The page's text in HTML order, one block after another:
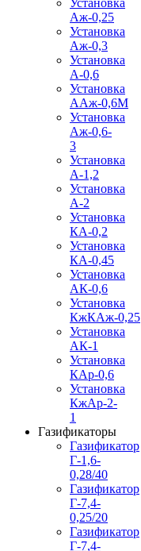
Установка
Аж-0,25
Установка
Аж-0,3
Установка
А-0,6
Установка
ААж-0,6М
Установка
Аж-0,6-
3
Установка
А-1,2
Установка
А-2
Установка
КА-0,2
Установка
КА-0,45
Установка
АК-0,6
Установка
КжКАж-0,25
Установка
АК-1
Установка
КАр-0,6
Установка
КжАр-2-
1
Газификаторы
Газификатор
Г-1,6-
0,28/40
Газификатор
Г-7,4-
0,25/20
Газификатор
Г-7,4-